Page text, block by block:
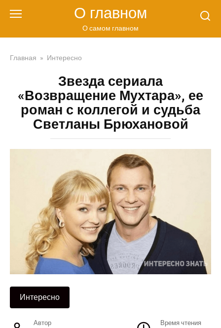
О главном
О самом главном
Главная » Интересно
Звезда сериала
«Возвращение Мухтара», ее
роман с коллегой и судьба
Светланы Брюхановой
Интересно
Автор Время чтения